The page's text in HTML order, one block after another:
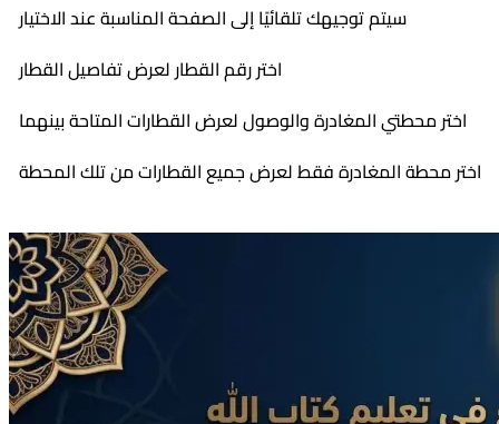
سيتم توجيهك تلقائيًا إلى الصفحة المناسبة عند الاختيار
اختر رقم القطار لعرض تفاصيل القطار
اختر محطتي المغادرة والوصول لعرض القطارات المتاحة بينهما
اختر محطة المغادرة فقط لعرض جميع القطارات من تلك المحطة